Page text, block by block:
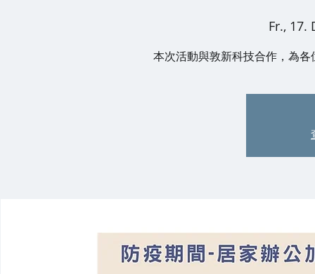
Fr., 17.
本次活動與敦新科技合作，為